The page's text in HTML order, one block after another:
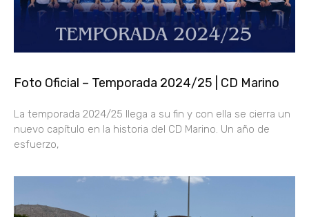
Foto Oficial – Temporada 2024/25 | CD Marino
La temporada 2024/25 llega a su fin y con ella se cierra un
nuevo capítulo en la historia del CD Marino. Un año de
esfuerzo,